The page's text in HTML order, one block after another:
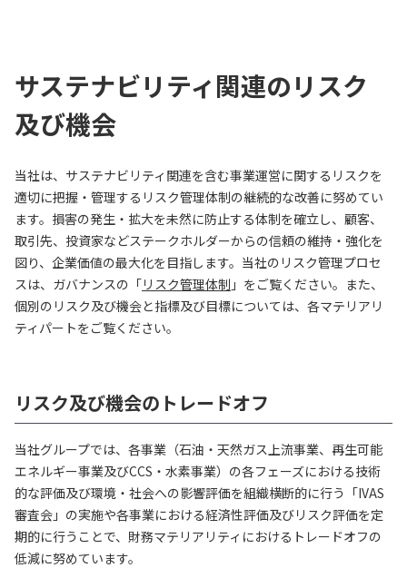
サステナビリティ関連のリスク
及び機会
当社は、サステナビリティ関連を含む事業運営に関するリスクを
適切に把握・管理するリスク管理体制の継続的な改善に努めてい
ます。損害の発生・拡大を未然に防止する体制を確立し、顧客、
取引先、投資家などステークホルダーからの信頼の維持・強化を
図り、企業価値の最大化を目指します。当社のリスク管理プロセ
スは、ガバナンスの「リスク管理体制 」をご覧ください。また、
個別のリスク及び機会と指標及び目標については、各マテリアリ
ティパートをご覧ください。
リスク及び機会のトレードオフ
当社グループでは、各事業（石油・天然ガス上流事業、再生可能
エネルギー事業及びCCS・水素事業）の各フェーズにおける技術
的な評価及び環境・社会への影響評価を組織横断的に行う「IVAS
審査会」の実施や各事業における経済性評価及びリスク評価を定
期的に行うことで、財務マテリアリティにおけるトレードオフの
低減に努めています。